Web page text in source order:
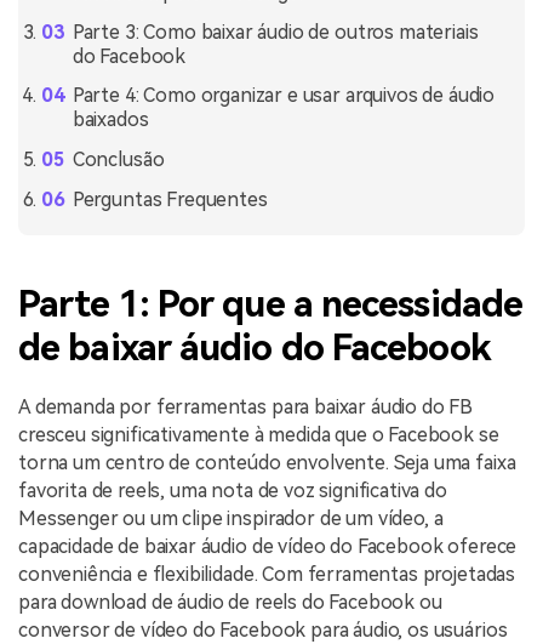
Parte 3: Como baixar áudio de outros materiais
do Facebook
Parte 4: Como organizar e usar arquivos de áudio
baixados
Conclusão
Perguntas Frequentes
Parte 1: Por que a necessidade
de baixar áudio do Facebook
A demanda por ferramentas para baixar áudio do FB
cresceu significativamente à medida que o Facebook se
torna um centro de conteúdo envolvente. Seja uma faixa
favorita de reels, uma nota de voz significativa do
Messenger ou um clipe inspirador de um vídeo, a
capacidade de baixar áudio de vídeo do Facebook oferece
conveniência e flexibilidade. Com ferramentas projetadas
para download de áudio de reels do Facebook ou
conversor de vídeo do Facebook para áudio, os usuários